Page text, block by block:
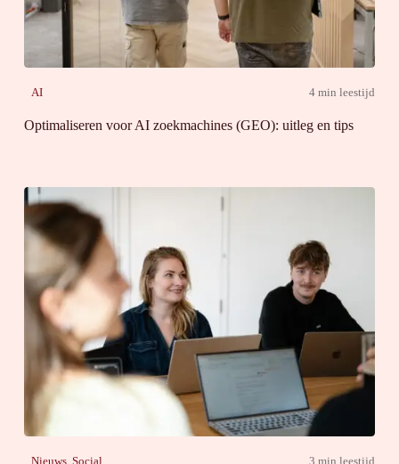
AI 4 min leestijd
Optimaliseren voor AI zoekmachines (GEO): uitleg en tips
Nieuws, Social 3 min leestijd